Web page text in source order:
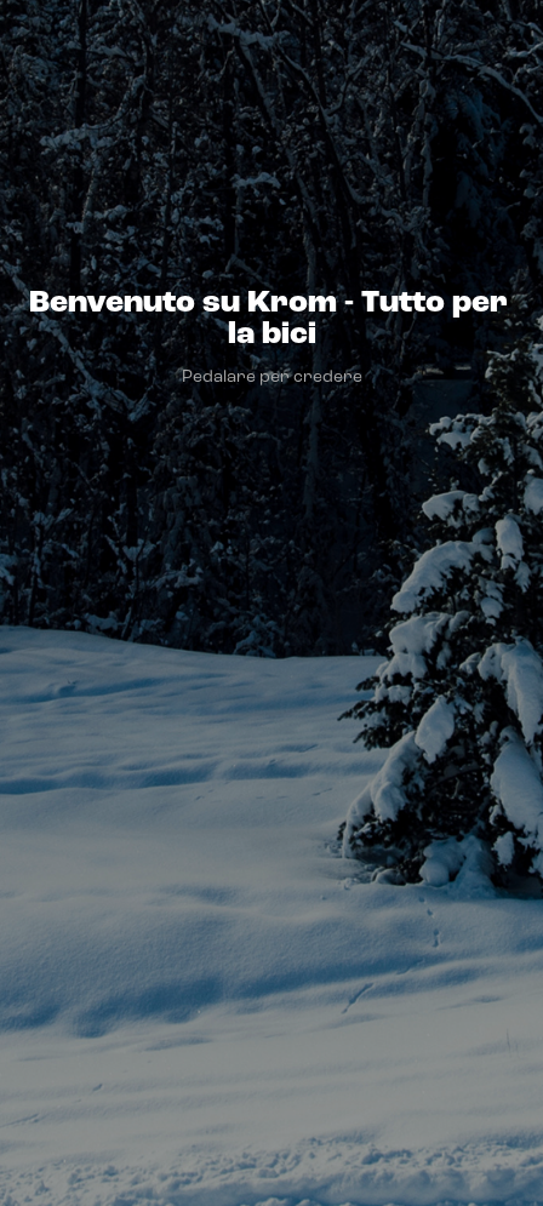
Benvenuto su Krom - Tutto per
la bici
Pedalare per credere